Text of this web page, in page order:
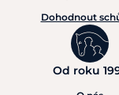
Dohodnout
Od roku